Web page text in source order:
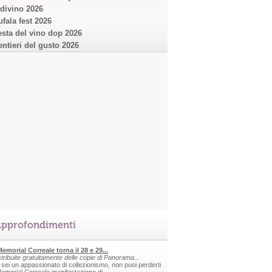
2026
fest 2026
del vino dop 2026
del gusto 2026
Correale torna il 28 e 29...
gratuitamente delle copie di Panorama...
sei un appassionato di collezionismo, non puoi perderti